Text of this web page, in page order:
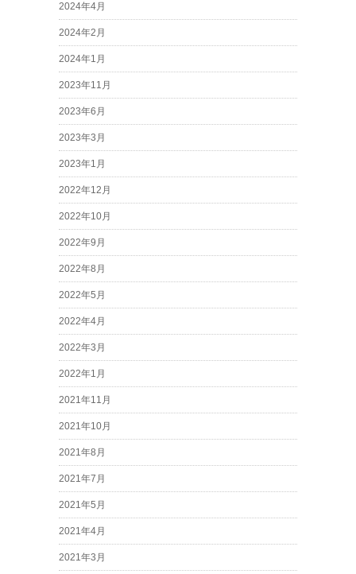
2024年4月
2024年2月
2024年1月
2023年11月
2023年6月
2023年3月
2023年1月
2022年12月
2022年10月
2022年9月
2022年8月
2022年5月
2022年4月
2022年3月
2022年1月
2021年11月
2021年10月
2021年8月
2021年7月
2021年5月
2021年4月
2021年3月